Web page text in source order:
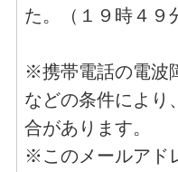
た。（１９時４９
※携帯電話の電波
などの条件により
合があります。
※このメールアド